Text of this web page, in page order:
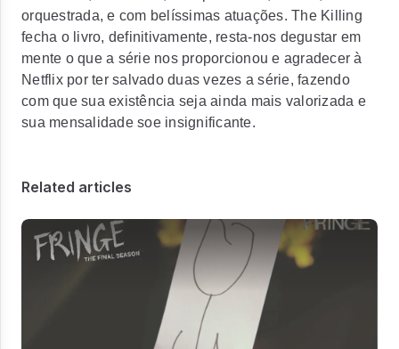
orquestrada, e com belíssimas atuações. The Killing
fecha o livro, definitivamente, resta-nos degustar em
mente o que a série nos proporcionou e agradecer à
Netflix por ter salvado duas vezes a série, fazendo
com que sua existência seja ainda mais valorizada e
sua mensalidade soe insignificante.
Related articles